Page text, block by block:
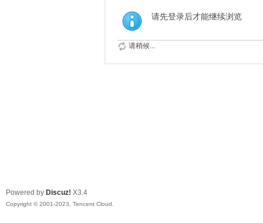
请先登录后才能继续浏览
请稍候...
Powered by Discuz! X3.4
Copyright © 2001-2023, Tencent Cloud.